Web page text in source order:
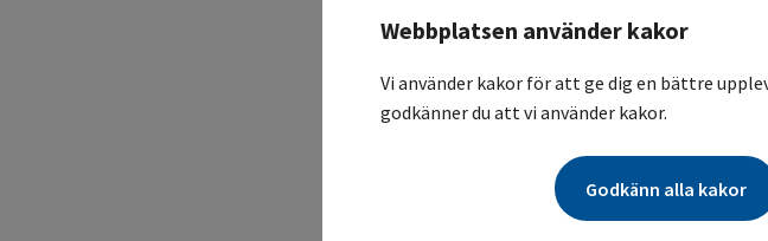
11.
Webbplatsen använder kakor
Vi använder kakor för att ge dig en bättre
godkänner du att vi använder kakor.
Godkänn alla kakor